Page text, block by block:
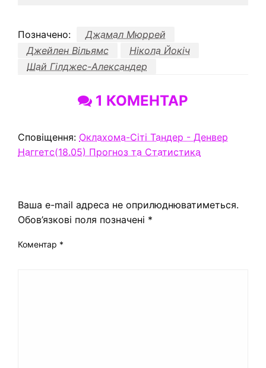
Позначено:
Джамал Мюррей
Джейлен Вільямс
Нікола Йокіч
Шай Гілджес-Александер
1 КОМЕНТАР
Сповіщення: Оклахома-Сіті Тандер - Денвер
Наггетс(18.05) Прогноз та Статистика
Ваша e-mail адреса не оприлюднюватиметься.
Обов’язкові поля позначені *
Коментар *